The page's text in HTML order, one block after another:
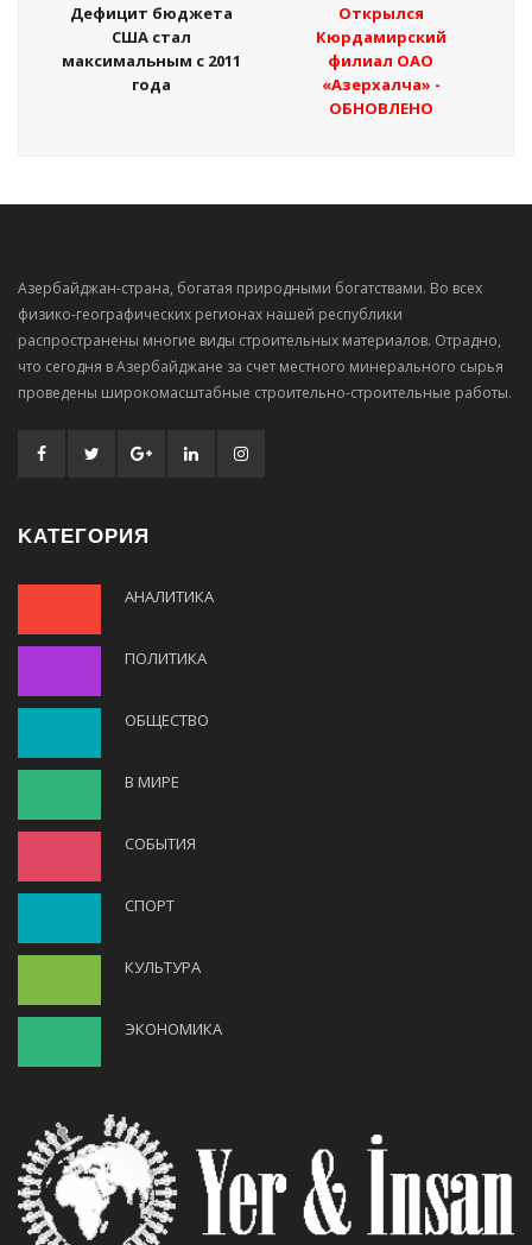
Дефицит бюджета
США стал
максимальным с 2011
года
Открылся
Кюрдамирский
филиал ОАО
«Азерхалча» -
ОБНОВЛЕНО
Азербайджан-страна, богатая природными богатствами. Во всех
физико-географических регионах нашей республики
распространены многие виды строительных материалов. Отрадно,
что сегодня в Азербайджане за счет местного минерального сырья
проведены широкомасштабные строительно-строительные работы.
KАТЕГОРИЯ
АНАЛИТИКА
ПОЛИТИКА
ОБЩЕСТВО
В МИРЕ
СОБЫТИЯ
СПОРТ
КУЛЬТУРА
ЭКОНОМИКА